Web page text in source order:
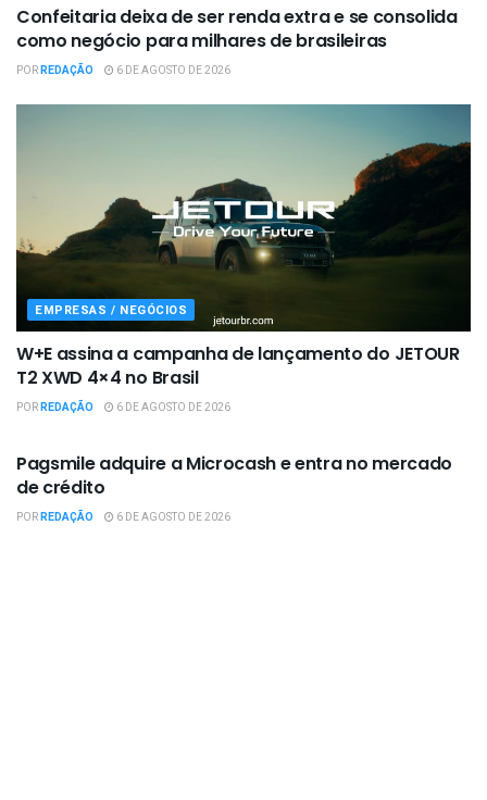
Confeitaria deixa de ser renda extra e se consolida
como negócio para milhares de brasileiras
PORREDAÇÃO 6 DE AGOSTO DE 2026
EMPRESAS / NEGÓCIOS
W+E assina a campanha de lançamento do JETOUR
T2 XWD 4×4 no Brasil
PORREDAÇÃO 6 DE AGOSTO DE 2026
Pagsmile adquire a Microcash e entra no mercado
de crédito
PORREDAÇÃO 6 DE AGOSTO DE 2026